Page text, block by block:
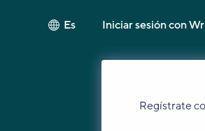
Es Iniciar sesión con
Regístrate